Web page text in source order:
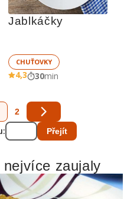
Jablkáčky
CHUŤOVKY
4,3 30min
2
Přejít
zaujaly